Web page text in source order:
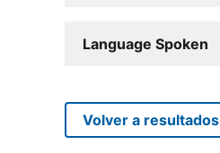
Language Spoken
Volver a resultados